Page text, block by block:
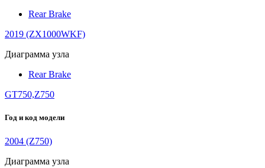
Rear Brake
2019 (ZX1000WKF)
Диаграмма узла
Rear Brake
GT750,Z750
Год и код модели
2004 (Z750)
Диаграмма узла